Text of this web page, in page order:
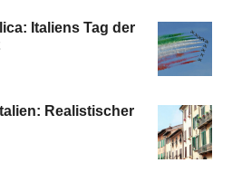
Italiens Tag der
Realistischer